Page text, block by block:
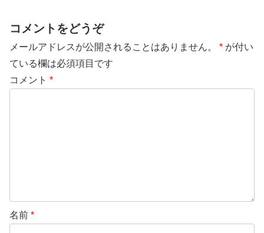
コメントをどうぞ
メールアドレスが公開されることはありません。 * が付い
ている欄は必須項目です
コメント *
名前 *